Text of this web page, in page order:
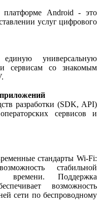
Android - это
услуг цифрового
универсальную
сервисам со знакомым
приложений
разработки (SDK, API)
сервисов и
стандарты Wi-Fi:
стабильной
времени. Поддержка
возможность
сети по беспроводному